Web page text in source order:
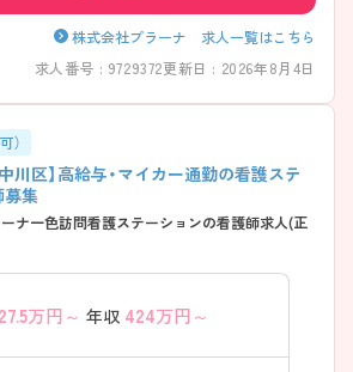
株式会社プラーナ 求人一覧はこちら
求人番号 : 9729372更新日 : 2026年8月4日
）
川区】高給与・マイカー通勤の看護ステ
募集
ナ一色訪問看護ステーションの看護師求人(正
27.5万円～ 年収 424万円～